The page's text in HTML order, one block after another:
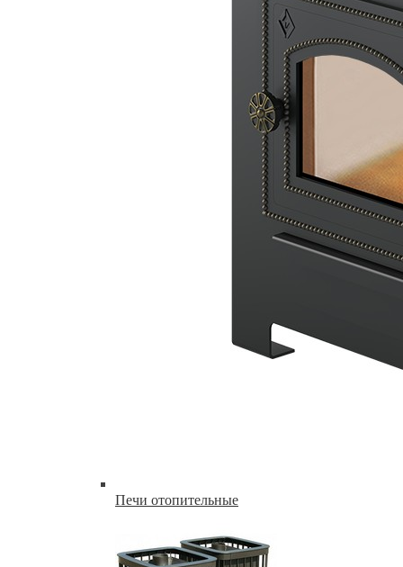
Печи отопительные